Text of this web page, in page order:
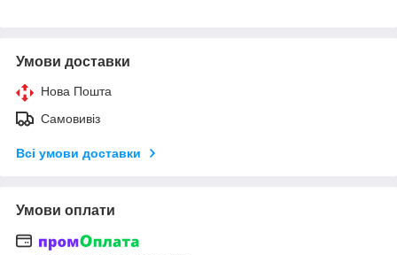
Умови доставки
Нова Пошта
Самовивіз
Всі умови доставки
Умови оплати